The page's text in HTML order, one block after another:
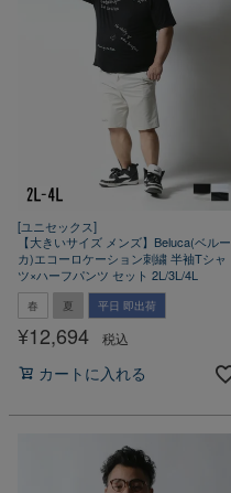
[ユニセックス]
【大きいサイズ メンズ】Beluca(ベルー
カ)エコーロケーション刺繍 半袖Tシャ
ツ×ハーフパンツ セット 2L/3L/4L
春 夏 平日 即出荷
¥12,694 税込
カートに入れる